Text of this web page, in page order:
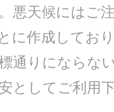
悪天候にはご
に作成してお
通りにならな
としてご利用